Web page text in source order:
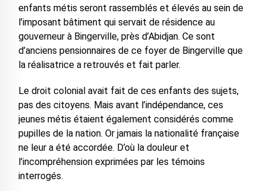
enfants métis seront rassemblés et élevés au sein de
l’imposant bâtiment qui servait de résidence au
gouverneur à Bingerville, près d’Abidjan. Ce sont
d’anciens pensionnaires de ce foyer de Bingerville que
la réalisatrice a retrouvés et fait parler.
Le droit colonial avait fait de ces enfants des sujets,
pas des citoyens. Mais avant l’indépendance, ces
jeunes métis étaient également considérés comme
pupilles de la nation. Or jamais la nationalité française
ne leur a été accordée. D’où la douleur et
l’incompréhension exprimées par les témoins
interrogés.